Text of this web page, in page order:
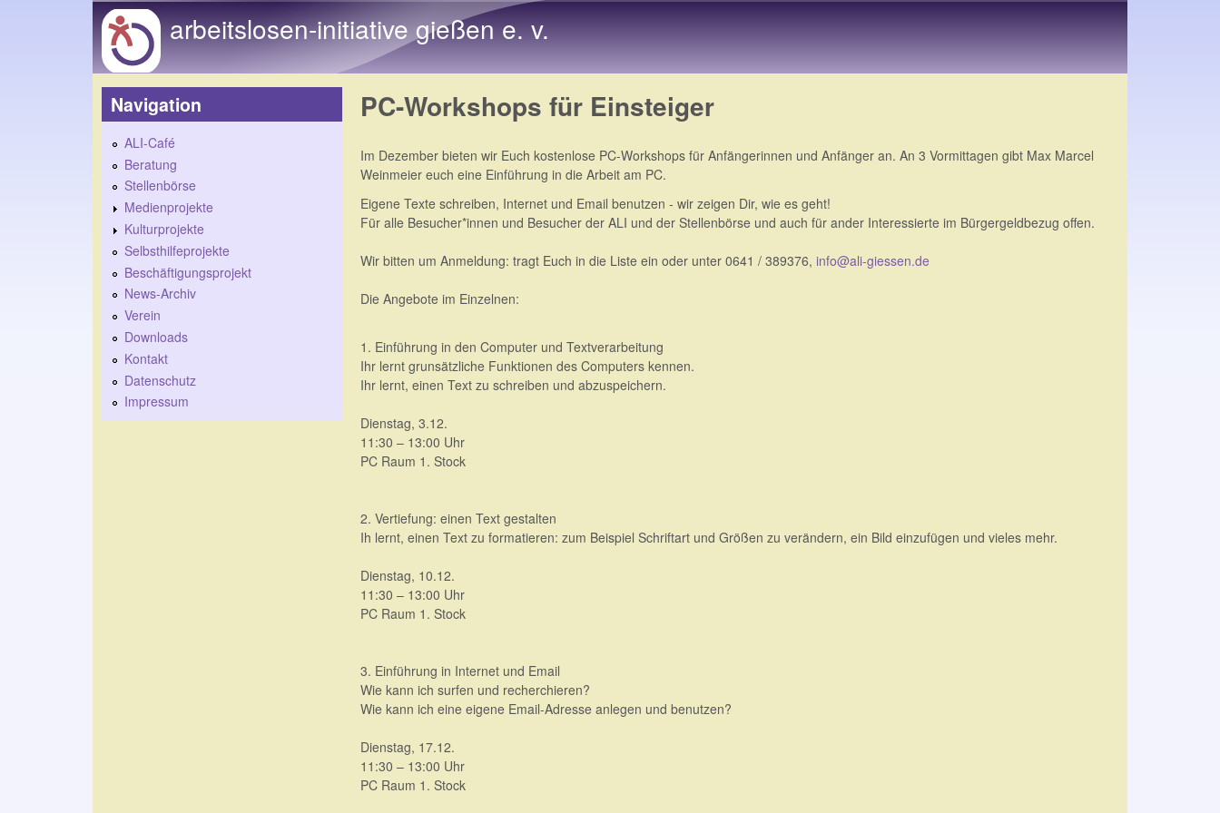
arbeitslosen-initiative gießen e. v.
PC-Workshops für Einsteiger
Im Dezember bieten wir Euch kostenlose PC-Workshops für Anfängerinnen und Anfänger an. An 3 Vormittagen gibt Max Marcel
Weinmeier euch eine Einführung in die Arbeit am PC.
Eigene Texte schreiben, Internet und Email benutzen - wir zeigen Dir, wie es geht!
Für alle Besucher*innen und Besucher der ALI und der Stellenbörse und auch für ander Interessierte im Bürgergeldbezug offen.
Wir bitten um Anmeldung: tragt Euch in die Liste ein oder unter 0641 / 389376, info@ali-giessen.de
Die Angebote im Einzelnen:
1. Einführung in den Computer und Textverarbeitung
Ihr lernt grunsätzliche Funktionen des Computers kennen.
Ihr lernt, einen Text zu schreiben und abzuspeichern.
Dienstag, 3.12.
11:30 – 13:00 Uhr
PC Raum 1. Stock
2. Vertiefung: einen Text gestalten
Ih lernt, einen Text zu formatieren: zum Beispiel Schriftart und Größen zu verändern, ein Bild einzufügen und vieles mehr.
Dienstag, 10.12.
11:30 – 13:00 Uhr
PC Raum 1. Stock
3. Einführung in Internet und Email
Wie kann ich surfen und recherchieren?
Wie kann ich eine eigene Email-Adresse anlegen und benutzen?
Dienstag, 17.12.
11:30 – 13:00 Uhr
PC Raum 1. Stock
Navigation
ALI-Café
Beratung
Stellenbörse
Medienprojekte
Kulturprojekte
Selbsthilfeprojekte
Beschäftigungsprojekt
News-Archiv
Verein
Downloads
Kontakt
Datenschutz
Impressum